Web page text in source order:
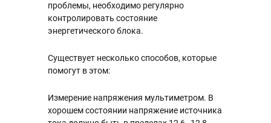
проблемы, необходимо регулярно
контролировать состояние
энергетического блока.
Существует несколько способов, которые
помогут в этом:
Измерение напряжения мультиметром. В
хорошем состоянии напряжение источника